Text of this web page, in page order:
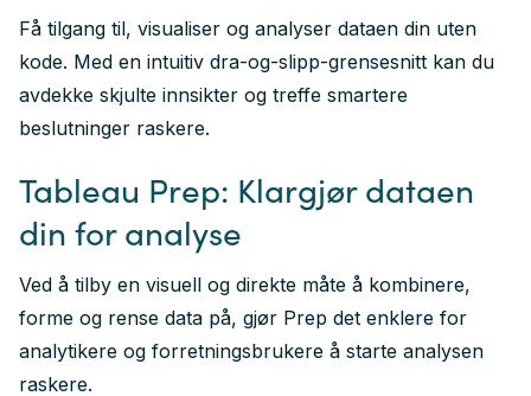
Få tilgang til, visualiser og analyser dataen din uten
kode. Med en intuitiv dra-og-slipp-grensesnitt kan du
avdekke skjulte innsikter og treffe smartere
beslutninger raskere.
Tableau Prep: Klargjør dataen
din for analyse
Ved å tilby en visuell og direkte måte å kombinere,
forme og rense data på, gjør Prep det enklere for
analytikere og forretningsbrukere å starte analysen
raskere.